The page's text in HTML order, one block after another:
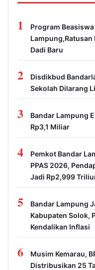
1
Program
Lampung,Ratusan
Dadi Baru
2
Disdikbud
Sekolah Dilarang
3
Bandar Lampung
Rp3,1 Miliar
4
Pemkot Bandar
PPAS 2026,
Jadi Rp2,999
5
Bandar Lampung
Kabupaten Solok,
Kendalikan Inflasi
6
Musim Kemarau,
Distribusikan 25